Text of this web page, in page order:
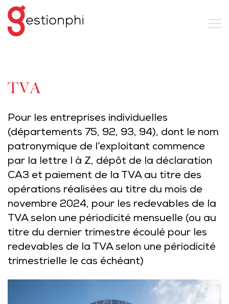
TVA
Pour les entreprises individuelles
(départements 75, 92, 93, 94), dont le nom
patronymique de l’exploitant commence
par la lettre I à Z, dépôt de la déclaration
CA3 et paiement de la TVA au titre des
opérations réalisées au titre du mois de
novembre 2024, pour les redevables de la
TVA selon une périodicité mensuelle (ou au
titre du dernier trimestre écoulé pour les
redevables de la TVA selon une périodicité
trimestrielle le cas échéant)